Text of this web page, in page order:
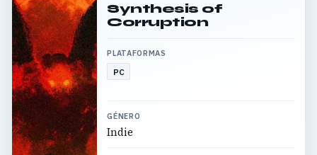
Synthesis of
Corruption
PLATAFORMAS
PC
GÉNERO
Indie